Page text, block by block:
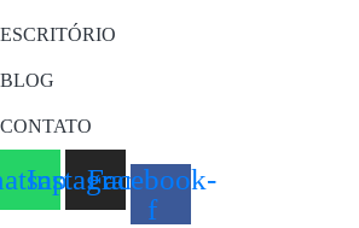
ESCRITÓRIO
BLOG
CONTATO
InstagramFacebook-
f